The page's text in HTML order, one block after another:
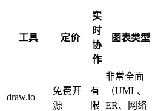
工具 定价
实
时
协
作
图表类型
draw.io
免费开
源
有
限
非常全面
（UML、
ER、网络